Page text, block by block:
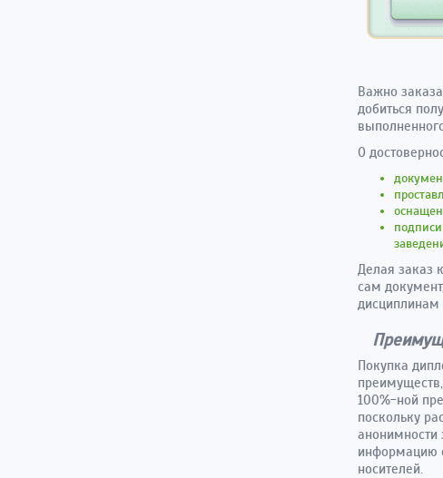
Важно
добиться
О
Делая заказ
сам
дисциплинам
Покупка
100%-ной
поскольку
информацию
носителей.